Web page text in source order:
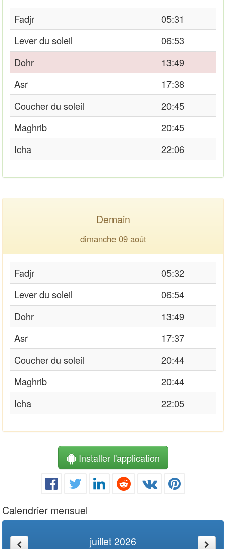
Fadjr
05:31
Lever du soleil
06:53
Dohr
13:49
Asr
17:38
Coucher du soleil
20:45
Maghrib
20:45
Icha
22:06
Demain
dimanche 09 août
Fadjr
05:32
Lever du soleil
06:54
Dohr
13:49
Asr
17:37
Coucher du soleil
20:44
Maghrib
20:44
Icha
22:05
Installer l'application
Calendrier mensuel
juillet 2026